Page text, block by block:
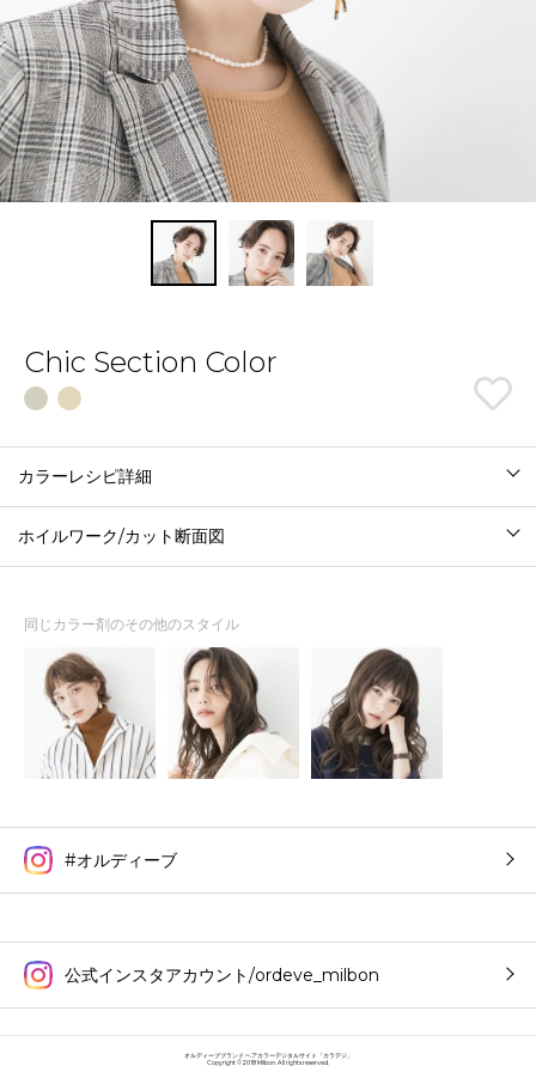
Chic Section Color
カラーレシピ詳細
ホイルワーク/カット断面図
同じカラー剤のその他のスタイル
#オルディーブ
公式インスタアカウント/ordeve_milbon
オルディーブブランド ヘアカラーデジタルサイト「カラデジ」
Copyright © 2018 Milbon. All rights reserved.